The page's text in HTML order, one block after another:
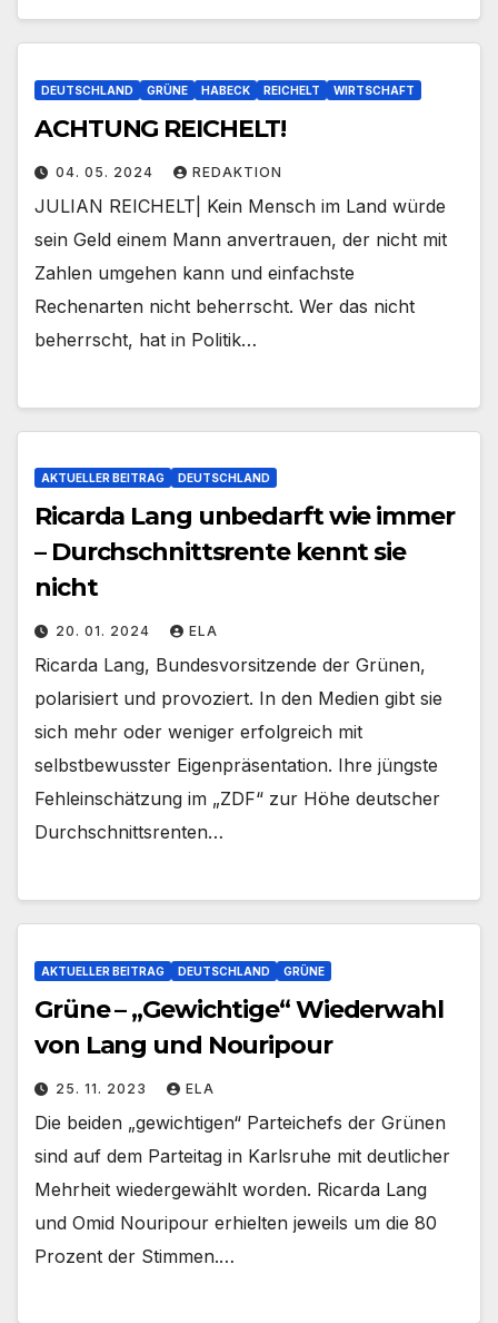
DEUTSCHLAND GRÜNE HABECK REICHELT WIRTSCHAFT
ACHTUNG REICHELT!
04. 05. 2024 REDAKTION
JULIAN REICHELT| Kein Mensch im Land würde
sein Geld einem Mann anvertrauen, der nicht mit
Zahlen umgehen kann und einfachste
Rechenarten nicht beherrscht. Wer das nicht
beherrscht, hat in Politik…
AKTUELLER BEITRAG DEUTSCHLAND
Ricarda Lang unbedarft wie immer
– Durchschnittsrente kennt sie
nicht
20. 01. 2024 ELA
Ricarda Lang, Bundesvorsitzende der Grünen,
polarisiert und provoziert. In den Medien gibt sie
sich mehr oder weniger erfolgreich mit
selbstbewusster Eigenpräsentation. Ihre jüngste
Fehleinschätzung im „ZDF“ zur Höhe deutscher
Durchschnittsrenten…
AKTUELLER BEITRAG DEUTSCHLAND GRÜNE
Grüne – „Gewichtige“ Wiederwahl
von Lang und Nouripour
25. 11. 2023 ELA
Die beiden „gewichtigen“ Parteichefs der Grünen
sind auf dem Parteitag in Karlsruhe mit deutlicher
Mehrheit wiedergewählt worden. Ricarda Lang
und Omid Nouripour erhielten jeweils um die 80
Prozent der Stimmen.…